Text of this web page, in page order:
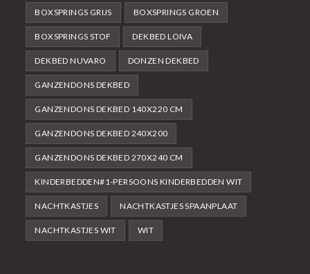
BOXSPRINGS GRIJS BOXSPRINGS GROEN
BOXSPRINGS STOF DEKBED LOIVA
DEKBED NUVARO DONZEN DEKBED
GANZENDONS DEKBED
GANZENDONS DEKBED 140X220 CM
GANZENDONS DEKBED 240X200
GANZENDONS DEKBED 270X240 CM
KINDERBEDDEN#1-PERSOONS KINDERBEDDEN WIT
NACHTKASTJES NACHTKASTJES SPAANPLAAT
NACHTKASTJES WIT WIT